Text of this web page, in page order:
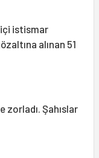
istismar
alınan 51
zorladı. Şahıslar